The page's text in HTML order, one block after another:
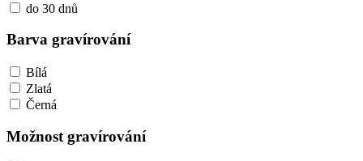
do 30 dnů
Barva gravírování
Bílá
Zlatá
Černá
Možnost gravírování